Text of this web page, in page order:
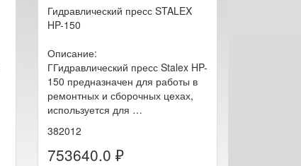
Гидравлический пресс STALEX
HP-150
Описание:
ГГидравлический пресс Stalex HP-
150 предназначен для работы в
ремонтных и сборочных цехах,
используется для …
382012
753640.0 ₽